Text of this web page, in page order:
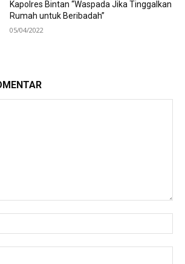
Kapolres Bintan “Waspada Jika Tinggalkan
Rumah untuk Beribadah”
05/04/2022